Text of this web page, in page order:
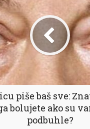
piše baš sve:
bolujete ako su
podbuhle?